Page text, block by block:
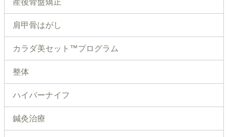
産後骨盤矯正
肩甲骨はがし
カラダ美セット™プログラム
整体
ハイパーナイフ
鍼灸治療